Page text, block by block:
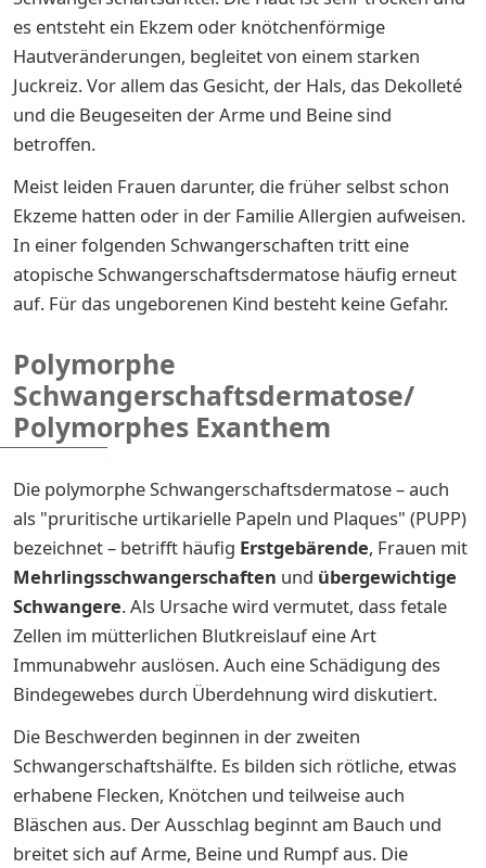
es entsteht ein Ekzem oder knötchenförmige
Hautveränderungen, begleitet von einem starken
Juckreiz. Vor allem das Gesicht, der Hals, das Dekolleté
und die Beugeseiten der Arme und Beine sind
betroffen.
Meist leiden Frauen darunter, die früher selbst schon
Ekzeme hatten oder in der Familie Allergien aufweisen.
In einer folgenden Schwangerschaften tritt eine
atopische Schwangerschaftsdermatose häufig erneut
auf. Für das ungeborenen Kind besteht keine Gefahr.
Polymorphe
Schwangerschaftsdermatose/
Polymorphes Exanthem
Die polymorphe Schwangerschaftsdermatose – auch
als "pruritische urtikarielle Papeln und Plaques" (PUPP)
bezeichnet – betrifft häufig Erstgebärende, Frauen mit
Mehrlingsschwangerschaften und übergewichtige
Schwangere. Als Ursache wird vermutet, dass fetale
Zellen im mütterlichen Blutkreislauf eine Art
Immunabwehr auslösen. Auch eine Schädigung des
Bindegewebes durch Überdehnung wird diskutiert.
Die Beschwerden beginnen in der zweiten
Schwangerschaftshälfte. Es bilden sich rötliche, etwas
erhabene Flecken, Knötchen und teilweise auch
Bläschen aus. Der Ausschlag beginnt am Bauch und
breitet sich auf Arme, Beine und Rumpf aus. Die